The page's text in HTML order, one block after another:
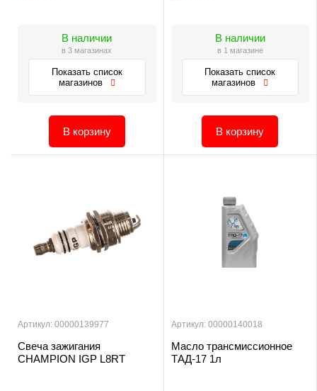
В наличии
в 3 магазинах
Показать список
магазинов
В корзину
В наличии
в 1 магазине
Показать список
магазинов
В корзину
Артикул: 00000139977
Свеча зажигания
CHAMPION IGP L8RT
Артикул: 00000140018
Масло трансмиссионное
ТАД-17 1л